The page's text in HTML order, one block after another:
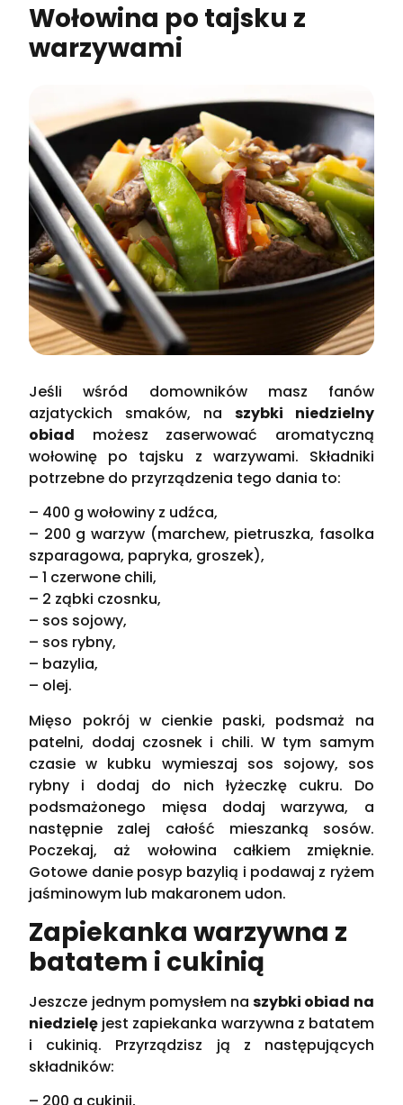
Wołowina po tajsku z
warzywami
Jeśli wśród domowników masz fanów
azjatyckich smaków, na szybki niedzielny
obiad możesz zaserwować aromatyczną
wołowinę po tajsku z warzywami. Składniki
potrzebne do przyrządzenia tego dania to:
– 400 g wołowiny z udźca,
– 200 g warzyw (marchew, pietruszka, fasolka
szparagowa, papryka, groszek),
– 1 czerwone chili,
– 2 ząbki czosnku,
– sos sojowy,
– sos rybny,
– bazylia,
– olej.
Mięso pokrój w cienkie paski, podsmaż na
patelni, dodaj czosnek i chili. W tym samym
czasie w kubku wymieszaj sos sojowy, sos
rybny i dodaj do nich łyżeczkę cukru. Do
podsmażonego mięsa dodaj warzywa, a
następnie zalej całość mieszanką sosów.
Poczekaj, aż wołowina całkiem zmięknie.
Gotowe danie posyp bazylią i podawaj z ryżem
jaśminowym lub makaronem udon.
Zapiekanka warzywna z
batatem i cukinią
Jeszcze jednym pomysłem naszybki obiad na
niedzielę jest zapiekanka warzywna z batatem
i cukinią. Przyrządzisz ją z następujących
składników: